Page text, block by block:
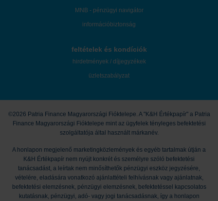
MNB - pénzügyi navigátor
információbiztonság
feltételek és kondíciók
hirdetmények / díjjegyzékek
üzletszabályzat
©2026 Patria Finance Magyarországi Fióktelepe. A "K&H Értékpapír" a Patria
Finance Magyarországi Fióktelepe mint az ügyfelek tényleges befektetési
szolgáltatója által használt márkanév.
A honlapon megjelenő marketingközlemények és egyéb tartalmak útján a
K&H Értékpapír nem nyújt konkrét és személyre szóló befektetési
tanácsadást, a leírtak nem minősíthetők pénzügyi eszköz jegyzésére,
vételére, eladására vonatkozó ajánlattételi felhívásnak vagy ajánlatnak,
befektetési elemzésnek, pénzügyi elemzésnek, befektetéssel kapcsolatos
kutatásnak, pénzügyi, adó- vagy jogi tanácsadásnak, így a honlapon